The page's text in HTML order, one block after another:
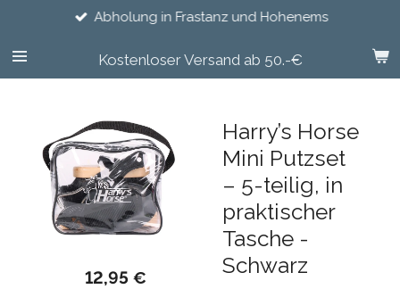
springen
Kostenloser Versand ab 50.-€
Abholung in Frastanz und Hohenems
Harry’s Horse
Mini Putzset
– 5-teilig, in
praktischer
Tasche -
Schwarz
12,95 €